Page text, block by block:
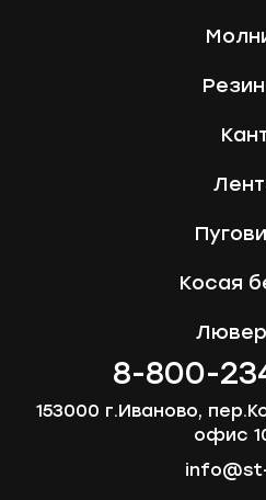
Косая
8-800-
153000 г.Иваново,
офис